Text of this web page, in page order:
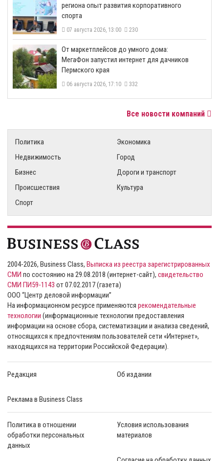
региона опыт развития корпоративного
спорта
07 августа 2026, 13:00 230
От маркетплейсов до умного дома:
МегаФон запустил интернет для дачников
Пермского края
06 августа 2026, 17:10 332
Все новости компаний
Политика
Экономика
Недвижимость
Город
Бизнес
Дороги и транспорт
Происшествия
Культура
Спорт
2004-2026, Business Class, Выписка из реестра зарегистрированных
СМИ по состоянию на 29.08.2018 (интернет-сайт), свидетельство
СМИ ПИ59-1143 от 07.02.2017 (газета)
ООО “Центр деловой информации”
На информационном ресурсе применяются рекомендательные
технологии (информационные технологии предоставления
информации на основе сбора, систематизации и анализа сведений,
относящихся к предпочтениям пользователей сети «Интернет»,
находящихся на территории Российской Федерации).
Редакция Об издании
Реклама в Business Class
Политика в отношении
обработки персональных
данных
Условия использования
материалов